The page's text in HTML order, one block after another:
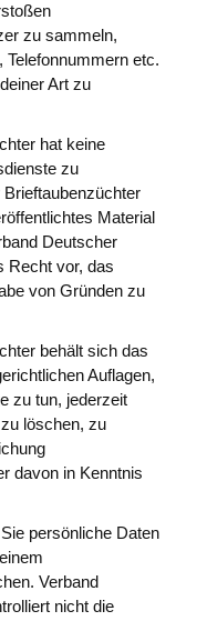
zu sammeln,
etc.
Art zu
hat keine
zu
Material
Deutscher
Recht vor, das
von Gründen zu
behält sich das
Auflagen,
zu tun, jederzeit
löschen, zu
davon in Kenntnis
persönliche Daten
Verband
nicht die